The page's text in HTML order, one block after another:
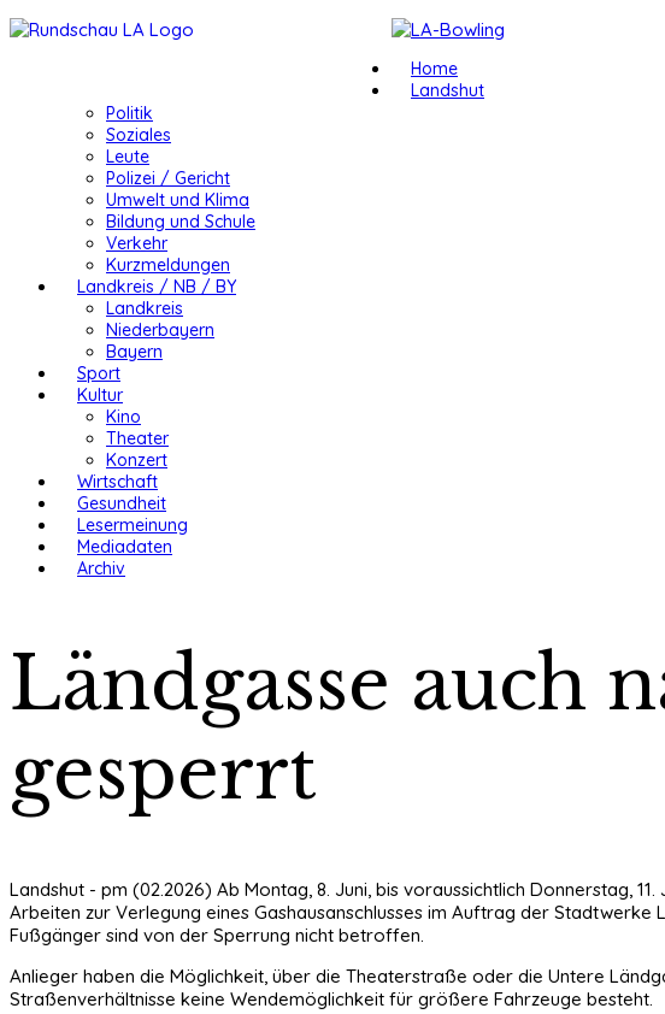
Home
Landshut
Politik
Soziales
Leute
Polizei / Gericht
Umwelt und Klima
Bildung und Schule
Verkehr
Kurzmeldungen
Landkreis / NB / BY
Landkreis
Niederbayern
Bayern
Sport
Kultur
Kino
Theater
Konzert
Wirtschaft
Gesundheit
Lesermeinung
Mediadaten
Archiv
Ländgasse auch
gesperrt
Landshut - pm (02.2026) Ab Montag, 8. Juni, bis voraussichtlich Donnerstag,
Arbeiten zur Verlegung eines Gashausanschlusses im Auftrag der Stadtwerke
Fußgänger sind von der Sperrung nicht betroffen.
Anlieger haben die Möglichkeit, über die Theaterstraße oder die Untere
Straßenverhältnisse keine Wendemöglichkeit für größere Fahrzeuge besteht.